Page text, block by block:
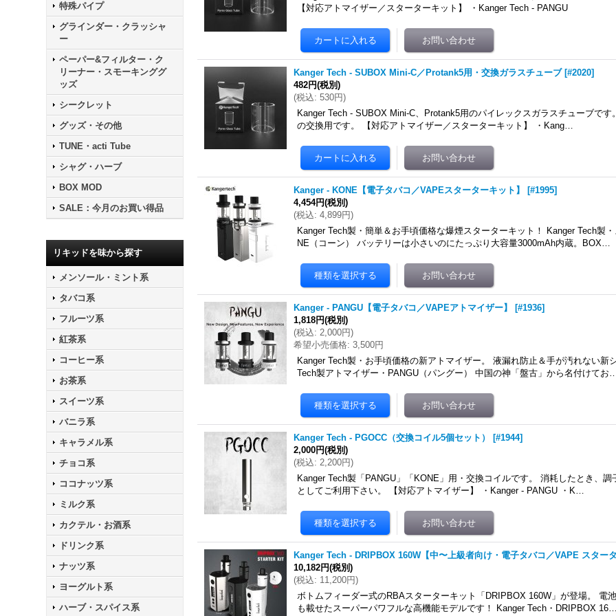
特殊パイプ
グラインダー・クラッシャ
ー
ペーパー&フィルター・ク
リーナー・スモーキンググ
ッズ
シークレット
グッズ・その他
TUNE・acti Tube
シャグ・ハーブ
BOX MOD
SALE：今月のお買い得品
リキッドを味から探す
メンソール・ミント系
タバコ系
フルーツ系
紅茶系
コーヒー系
お茶系
スイーツ系
バニラ系
キャラメル系
チョコ系
ココナッツ系
ミルク系
カクテル・お酒系
ドリンク系
ナッツ系
ヨーグルト系
ハーブ・スパイス系
【対応アトマイザー／スターターキット】 ・Kanger Tech - PANGU
Kanger Tech - SUBOX Mini-C／Protank5用・交換ガラスチューブ [#2020]
482円(税別)
(税込: 530円)
Kanger Tech - SUBOX Mini-C、Protank5用のパイレックスガラスチューブで
の交換用です。 【対応アトマイザー／スターターキット】 ・Kang…
Kanger - KONE【電子タバコ／VAPEスターターキット】 [#1995]
4,454円(税別)
(税込: 4,899円)
Kanger Tech製・簡単＆お手頃価格な爆煙スターターキット！ Kanger Tech製
NE（コーン） バッテリーは小さいのにたっぷり大容量3000mAh内蔵。BOX…
Kanger - PANGU【電子タバコ／VAPEアトマイザー】 [#1936]
1,818円(税別)
(税込: 2,000円)
希望小売価格: 3,500円
Kanger Tech製・お手頃価格の新アトマイザー。 液漏れ防止＆手が汚れない新
Tech製アトマイザー・PANGU（パングー） 中国の神「盤古」から名付けてお
Kanger Tech - PGOCC（交換コイル5個セット） [#1944]
2,000円(税別)
(税込: 2,200円)
Kanger Tech製「PANGU」「KONE」用・交換コイルです。 消耗したとき、
としてご利用下さい。 【対応アトマイザー】 ・Kanger - PANGU ・K…
Kanger Tech - DRIPBOX 160W【中〜上級者向け・電子タバコ／VAPE スター
10,182円(税別)
(税込: 11,200円)
ボトムフィーダー式のRBAスターターキット「DRIPBOX 160W」が登場。 電
も載せたスーパーパワフルな高機能モデルです！ Kanger Tech・DRIPBOX